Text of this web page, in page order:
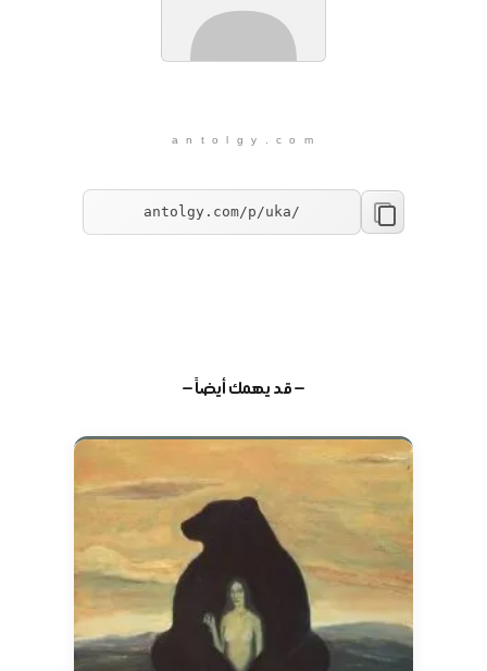
a n t o l g y . c o m
— قد يهمك أيضاً —